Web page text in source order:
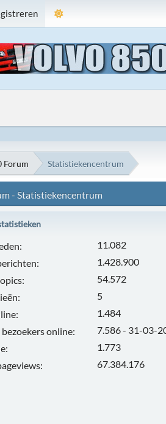
Forum Statistiekencentrum
- Statistiekencentrum
11.082
1.428.900
54.572
5
1.484
online:
7.586 - 31-03-
1.773
67.384.176